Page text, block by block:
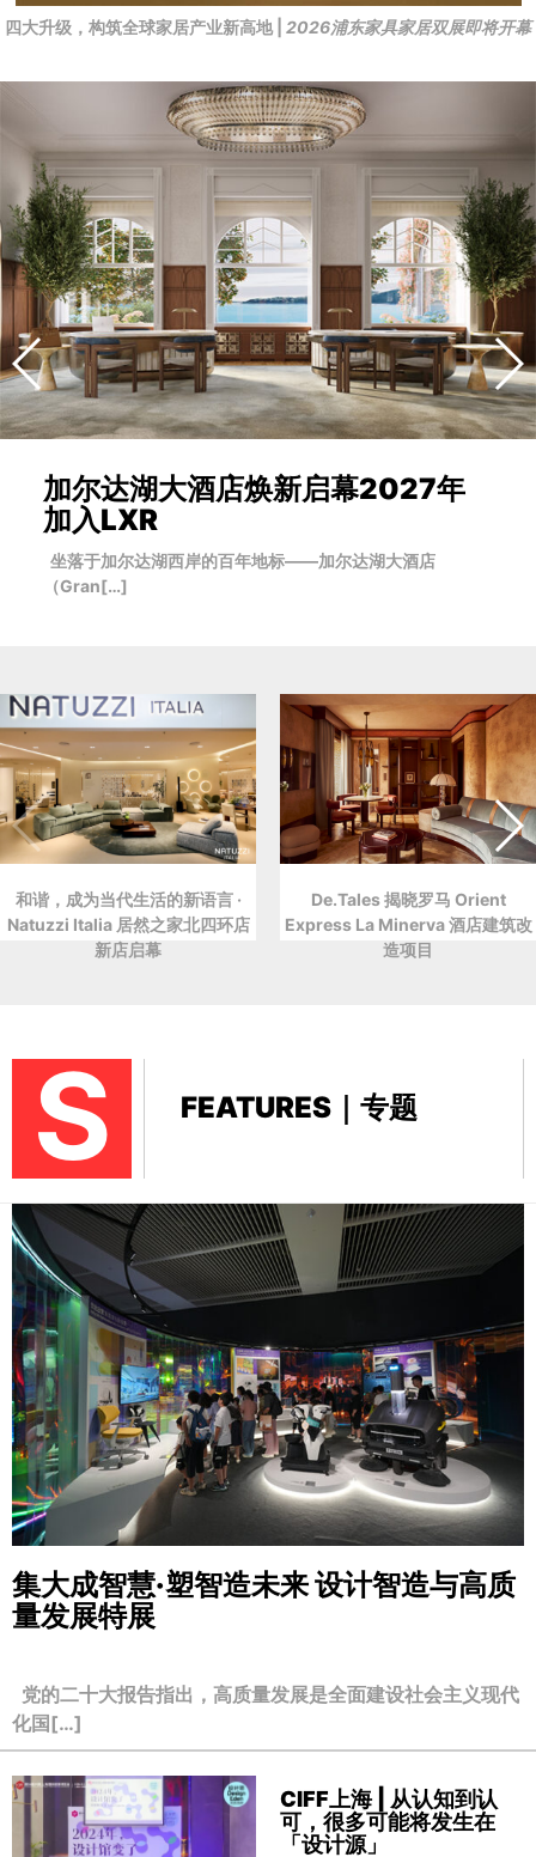
四大升级，构筑全球家居产业新高地 | 2026浦东家具家居双展即将开幕
加尔达湖大酒店焕新启幕2027年
加入LXR
坐落于加尔达湖西岸的百年地标——加尔达湖大酒店
（Gran[…]
和谐，成为当代生活的新语言 ·
Natuzzi Italia 居然之家北四环店
新店启幕
De.Tales 揭晓罗马 Orient
Express La Minerva 酒店建筑改
造项目
S FEATURES｜专题
集大成智慧·塑智造未来设计智造与高质
量发展特展
党的二十大报告指出，高质量发展是全面建设社会主义现代
化国[…]
CIFF上海 | 从认知到认
可，很多可能将发生在
「设计源」